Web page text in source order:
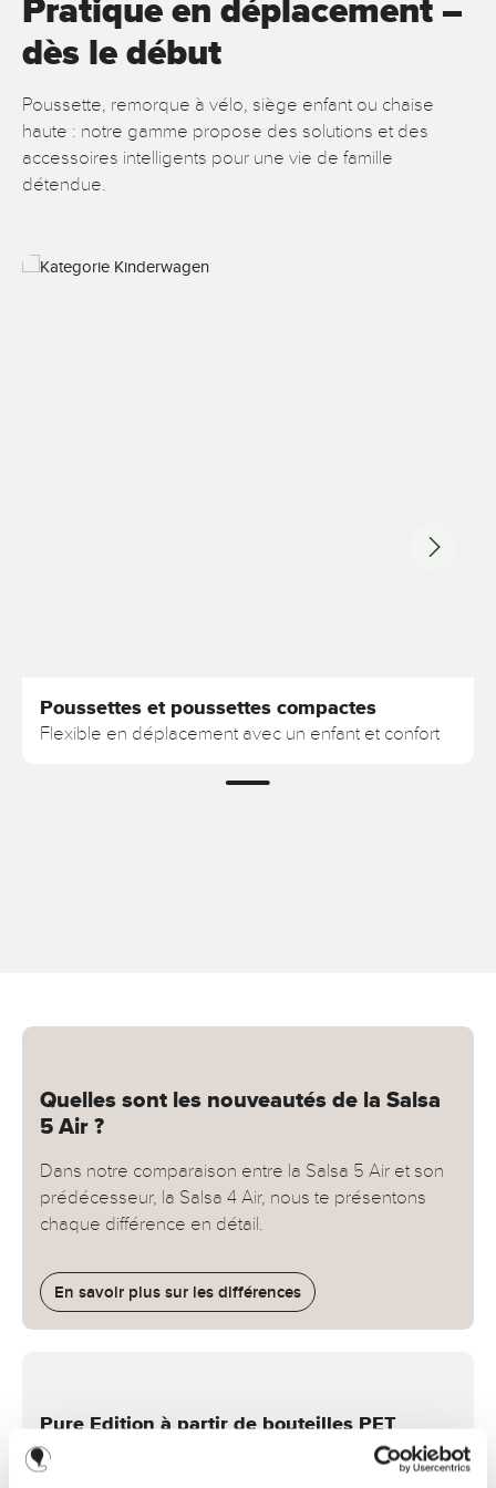
dès le début
Poussette, remorque à vélo, siège enfant ou chaise
haute : notre gamme propose des solutions et des
accessoires intelligents pour une vie de famille
détendue.
Ignorer la galerie d'images
Poussettes et poussettes compactes Flexible en déplacement
Poussettes et poussettes compactes
Flexible en déplacement avec un enfant et confort
Quelles sont les nouveautés de la Salsa
5 Air ?
Dans notre comparaison entre la Salsa 5 Air et son
prédécesseur, la Salsa 4 Air, nous te présentons
chaque différence en détail.
En savoir plus sur les différences
Pure Edition à partir de bouteilles PET
recyclées